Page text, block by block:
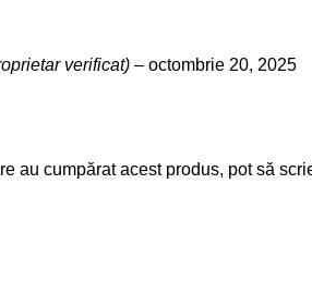
verificat) – octombrie 20, 2025
au cumpărat acest produs, pot să